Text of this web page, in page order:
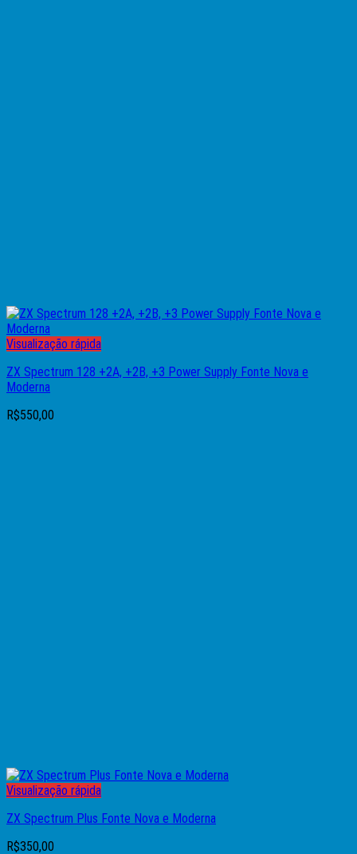
Visualização rápida
ZX Spectrum 128 +2A, +2B, +3 Power Supply Fonte Nova e
Moderna
R$550,00
Visualização rápida
ZX Spectrum Plus Fonte Nova e Moderna
R$350,00